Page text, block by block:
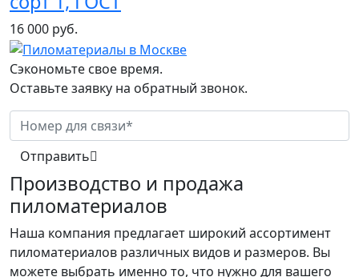
16 000 руб.
Сэкономьте свое время.
Оставьте заявку на обратный звонок.
Отправить
Производство и продажа
пиломатериалов
Наша компания предлагает широкий ассортимент
пиломатериалов различных видов и размеров. Вы
можете выбрать именно то, что нужно для вашего